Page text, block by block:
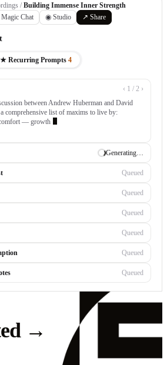
/Building Immense Inner Strength
Chat ◉ Studio ↗ Share
★ Recurring Prompts 4
‹ 1 / 2 ›
between Andrew Huberman and David
comprehensive list of maxims to live by:
— growth occurs outside your comfort
✓ Draft ready
Generating…
Queued
Queued
Queued
Queued
Queued
→